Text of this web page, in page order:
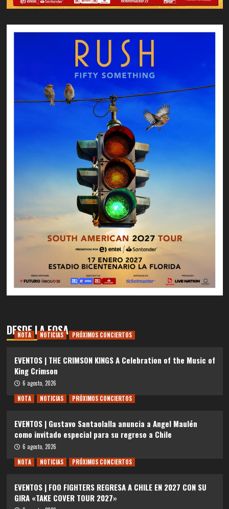
DESDE LA FOSA
NOTA NOTICIAS PRÓXIMOS CONCIERTOS
EVENTOS | THE CRIMSON KINGS A Celebration of the Music of
King Crimson
6 agosto, 2026
NOTA
NOTICIAS PRÓXIMOS CONCIERTOS
EVENTOS | Gustavo Santaolalla anuncia a Angel Maulén
como invitado especial para su regreso a Chile
6 agosto, 2026
NOTA
NOTICIAS PRÓXIMOS CONCIERTOS
EVENTOS | FOO FIGHTERS REGRESA A CHILE EN 2027 CON SU
GIRA «TAKE COVER TOUR 2027»